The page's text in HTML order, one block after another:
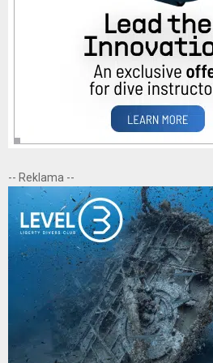
-- Reklama --